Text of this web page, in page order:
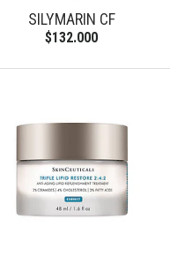
SILYMARIN CF
$132.000